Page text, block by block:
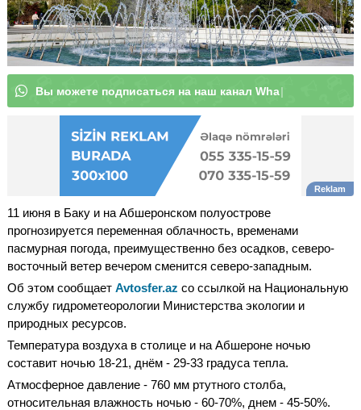
Вы можете подписа|
11 июня в Баку и на Абшеронском полуострове
прогнозируется переменная облачность, временами
пасмурная погода, преимущественно без осадков, северо-
восточный ветер вечером сменится северо-западным.
Об этом сообщает Avtosfer.az со ссылкой на Национальную
службу гидрометеорологии Министерства экологии и
природных ресурсов.
Температура воздуха в столице и на Абшероне ночью
составит ночью 18-21, днём - 29-33 градуса тепла.
Атмосферное давление - 760 мм ртутного столба,
относительная влажность ночью - 60-70%, днем - 45-50%.